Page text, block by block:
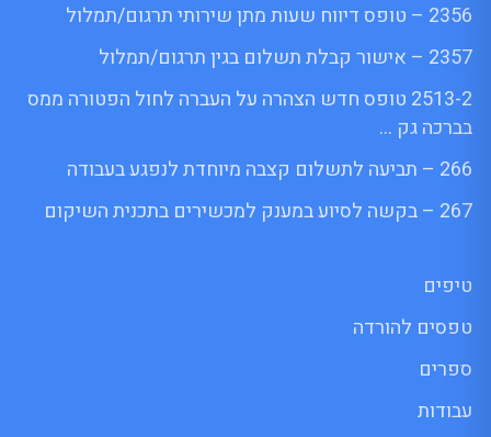
2356 – טופס דיווח שעות מתן שירותי תרגום/תמלול
2357 – אישור קבלת תשלום בגין תרגום/תמלול
2513-2 טופס חדש הצהרה על העברה לחול הפטורה ממס
בברכה גק …
266 – תביעה לתשלום קצבה מיוחדת לנפגע בעבודה
267 – בקשה לסיוע במענק למכשירים בתכנית השיקום
טיפים
טפסים להורדה
ספרים
עבודות